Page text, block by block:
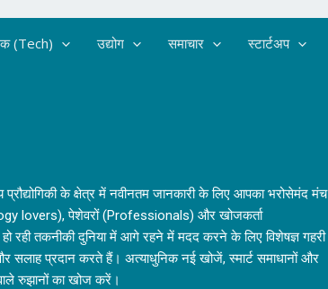
(Tech) उद्योग समाचार स्टार्टअप
के क्षेत्र में नवीनतम जानकारी के लिए आपका भरोसेमंद मंच
lovers), पेशेवरों (Professionals) और खोजकर्ता
रही तकनीकी दुनिया में आगे रहने में मदद करने के लिए विशेषज्ञ गहरी
सलाह प्रदान करते हैं। अत्याधुनिक नई खोजें, स्मार्ट समाधानों और
रुझानों का खोज करें।